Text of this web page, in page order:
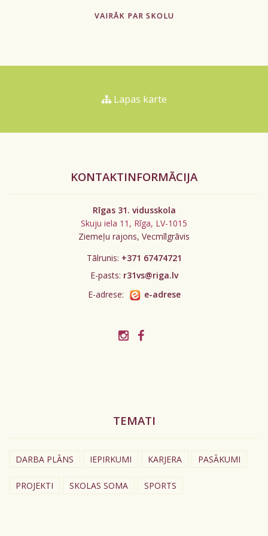
VAIRĀK PAR SKOLU
Lapas karte
KONTAKTINFORMĀCIJA
Rīgas 31. vidusskola
Skuju iela 11, Rīga, LV-1015
Ziemeļu rajons, Vecmīlgrāvis
Tālrunis: +371 67474721
E-pasts: r31vs@riga.lv
E-adrese:
e-adrese
TEMATI
DARBA PLĀNS IEPIRKUMI KARJERA PASĀKUMI
PROJEKTI SKOLAS SOMA SPORTS